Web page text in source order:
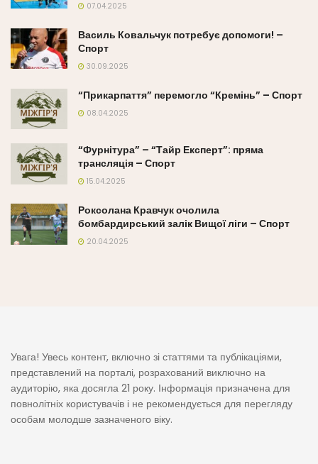
07.04.2025
Василь Ковальчук потребує допомоги! –
Спорт
30.09.2025
“Прикарпаття” перемогло “Кремінь” – Спорт
08.04.2025
“Фурнітура” – “Тайр Експерт”: пряма
трансляція – Спорт
15.04.2025
Роксолана Кравчук очолила
бомбардирський залік Вищої ліги – Спорт
20.04.2025
Увага! Увесь контент, включно зі статтями та публікаціями,
представлений на порталі, розрахований виключно на
аудиторію, яка досягла 21 року. Інформація призначена для
повнолітніх користувачів і не рекомендується для перегляду
особам молодше зазначеного віку.